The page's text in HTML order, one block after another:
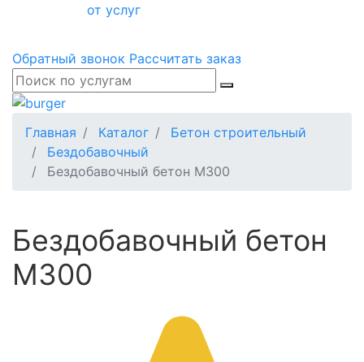
от услуг
Обратный звонок Рассчитать заказ
Главная Каталог
Бетон строительный
Бездобавочный
Бездобавочный бетон М300
Бездобавочный бетон
М300